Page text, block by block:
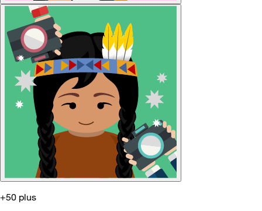
+50 plus